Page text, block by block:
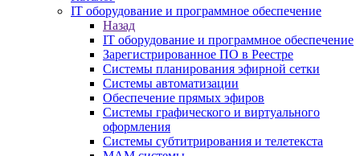
IT оборудование и программное обеспечение
Назад
IT оборудование и программное обеспечение
Зарегистрированное ПО в Реестре
Системы планирования эфирной сетки
Системы автоматизации
Обеспечение прямых эфиров
Системы графического и виртуального
оформления
Системы субтитрирования и телетекста